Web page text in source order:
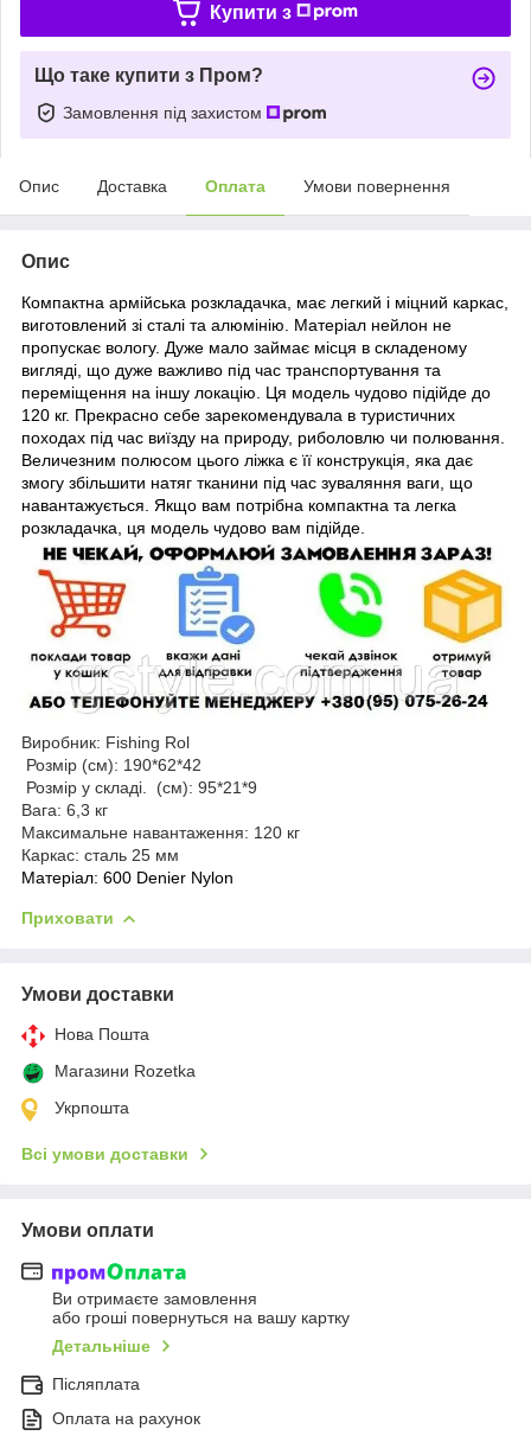
Купити з
Що таке купити з Пром?
Замовлення під захистом
Опис Доставка Оплата Умови повернення
Опис
Компактна армійська розкладачка, має легкий і міцний каркас,
виготовлений зі сталі та алюмінію. Матеріал нейлон не
пропускає вологу. Дуже мало займає місця в складеному
вигляді, що дуже важливо під час транспортування та
переміщення на іншу локацію. Ця модель чудово підійде до
120 кг. Прекрасно себе зарекомендувала в туристичних
походах під час виїзду на природу, риболовлю чи полювання.
Величезним полюсом цього ліжка є її конструкція, яка дає
змогу збільшити натяг тканини під час зуваляння ваги, що
навантажується. Якщо вам потрібна компактна та легка
розкладачка, ця модель чудово вам підійде.
Виробник: Fishing Rol
Розмір (см): 190*62*42
Розмір у складі. (см): 95*21*9
Вага: 6,3 кг
Максимальне навантаження: 120 кг
Каркас: сталь 25 мм
Матеріал: 600 Denier Nylon
Приховати
Умови доставки
Нова Пошта
Магазини Rozetka
Укрпошта
Всі умови доставки
Умови оплати
Ви отримаєте замовлення
або гроші повернуться на вашу картку
Детальніше
Післяплата
Оплата на рахунок